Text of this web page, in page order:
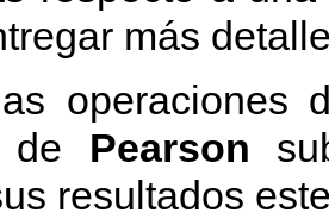
más
operaciones
de Pearson
resultados